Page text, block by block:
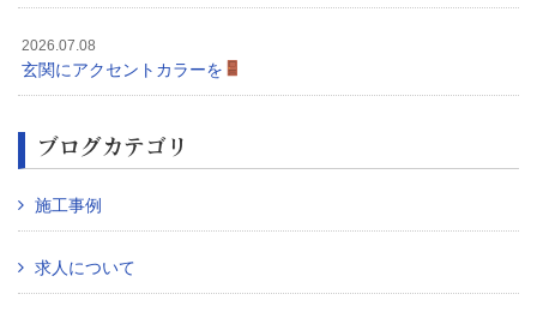
2026.07.08
玄関にアクセントカラーを
ブログカテゴリ
施工事例
求人について